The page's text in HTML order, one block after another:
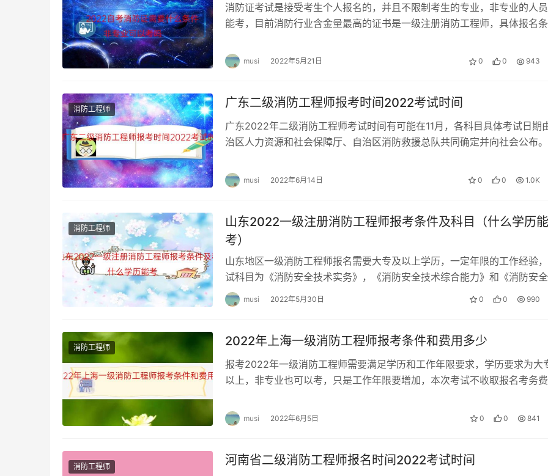
消防证考试是接受考生个人报名的，并且不限制考生的专业，非专业的人
能考，目前消防行业含金量最高的证书是一级注册消防工程师，具体报名条
musi 2022年5月21日 0 0 943
消防工程师 广东二级消防工程师报考时间2022考试时间
广东2022年二级消防工程师考试时间有可能在11月，各科目具体考试日期
治区人力资源和社会保障厅、自治区消防救援总队共同确定并向社会公布
musi 2022年6月14日 0 0 1.0K
消防工程师
山东2022一级注册消防工程师报考条件及科目（什么学历能
考）
山东地区一级消防工程师报名需要大专及以上学历，一定年限的工作经验
试科目为《消防安全技术实务》，《消防安全技术综合能力》和《消防安全
例分析》。 山东一级消防工程师的报考条件 1…
musi 2022年5月30日 0 0 990
消防工程师 2022年上海一级消防工程师报考条件和费用多少
报考2022年一级消防工程师需要满足学历和工作年限要求，学历要求为大
以上，非专业也可以考，只是工作年限要增加，本次考试不收取报名考务费
musi 2022年6月5日 0 0 841
消防工程师 河南省二级消防工程师报名时间2022考试时间